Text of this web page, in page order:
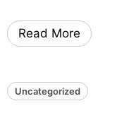
Read More
Uncategorized